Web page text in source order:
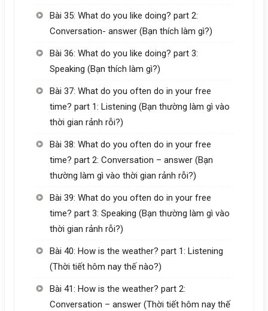
Bài 35: What do you like doing? part 2:
Conversation- answer (Bạn thích làm gì?)
Bài 36: What do you like doing? part 3:
Speaking (Bạn thích làm gì?)
Bài 37: What do you often do in your free
time? part 1: Listening (Bạn thường làm gì vào
thời gian rảnh rỗi?)
Bài 38: What do you often do in your free
time? part 2: Conversation – answer (Bạn
thường làm gì vào thời gian rảnh rỗi?)
Bài 39: What do you often do in your free
time? part 3: Speaking (Bạn thường làm gì vào
thời gian rảnh rỗi?)
Bài 40: How is the weather? part 1: Listening
(Thời tiết hôm nay thế nào?)
Bài 41: How is the weather? part 2:
Conversation – answer (Thời tiết hôm nay thế